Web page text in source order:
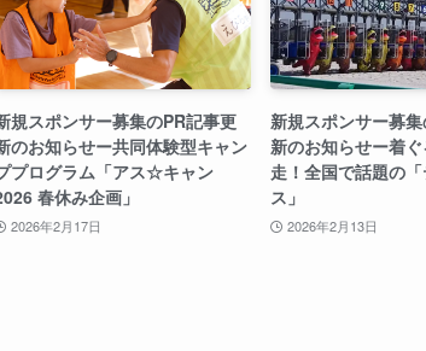
規スポンサー募集のPR記事更
のお知らせー共同体験型キャン
プログラム「アス☆キャン
春休み企画」
2026年2月17日
新規スポンサー募
新のお知らせー着
走！全国で話題の
ス」
2026年2月13日